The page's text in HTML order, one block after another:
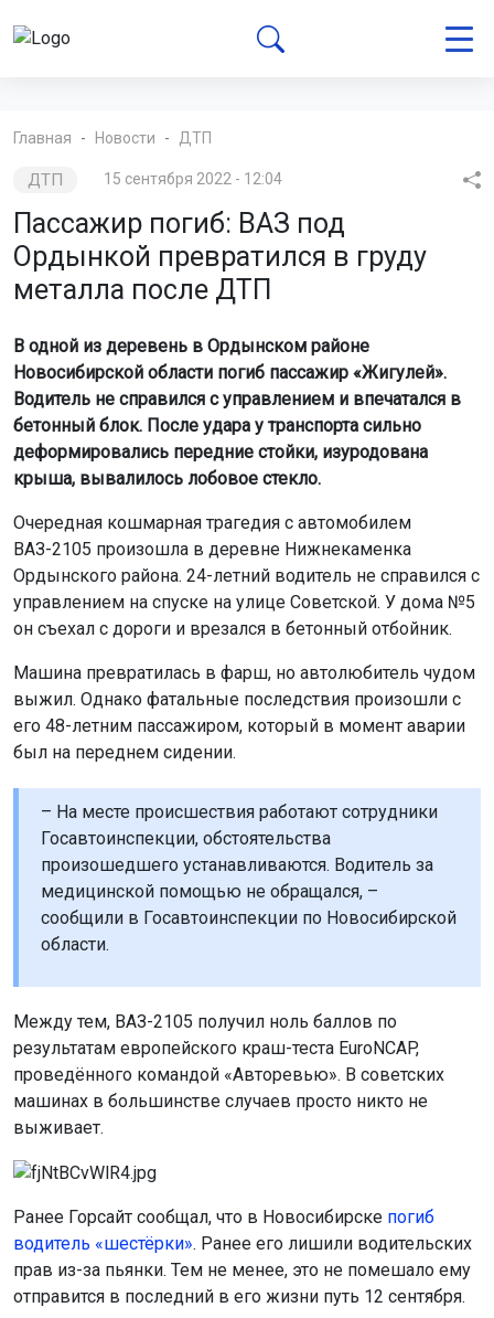
Главная Новости ДТП
ДТП 15 сентября 2022 - 12:04
Пассажир погиб: ВАЗ под
Ордынкой превратился в груду
металла после ДТП
В одной из деревень в Ордынском районе
Новосибирской области погиб пассажир «Жигулей».
Водитель не справился с управлением и впечатался в
бетонный блок. После удара у транспорта сильно
деформировались передние стойки, изуродована
крыша, вывалилось лобовое стекло.
Очередная кошмарная трагедия с автомобилем
ВАЗ-2105 произошла в деревне Нижнекаменка
Ордынского района. 24-летний водитель не справился с
управлением на спуске на улице Советской. У дома №5
он съехал с дороги и врезался в бетонный отбойник.
Машина превратилась в фарш, но автолюбитель чудом
выжил. Однако фатальные последствия произошли с
его 48-летним пассажиром, который в момент аварии
был на переднем сидении.
– На месте происшествия работают сотрудники
Госавтоинспекции, обстоятельства
произошедшего устанавливаются. Водитель за
медицинской помощью не обращался, –
сообщили в Госавтоинспекции по Новосибирской
области.
Между тем, ВАЗ-2105 получил ноль баллов по
результатам европейского краш-теста EuroNCAP,
проведённого командой «Авторевью». В советских
машинах в большинстве случаев просто никто не
выживает.
Ранее Горсайт сообщал, что в Новосибирске погиб
водитель «шестёрки». Ранее его лишили водительских
прав из-за пьянки. Тем не менее, это не помешало ему
отправится в последний в его жизни путь 12 сентября.